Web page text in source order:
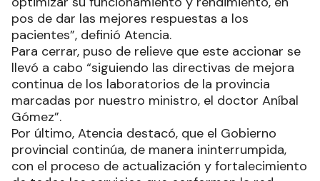
pos de dar las mejores respuestas a los
pacientes”, definió Atencia.
Para cerrar, puso de relieve que este accionar se
llevó a cabo “siguiendo las directivas de mejora
continua de los laboratorios de la provincia
marcadas por nuestro ministro, el doctor Aníbal
Gómez”.
Por último, Atencia destacó, que el Gobierno
provincial continúa, de manera ininterrumpida,
con el proceso de actualización y fortalecimiento